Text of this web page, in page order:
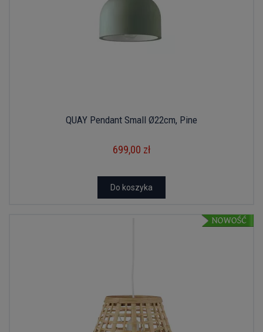
QUAY Pendant Small Ø22cm, Pine
699,00 zł
Do koszyka